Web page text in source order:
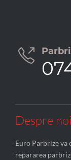

Despre noi
Euro Parbrize
repararea